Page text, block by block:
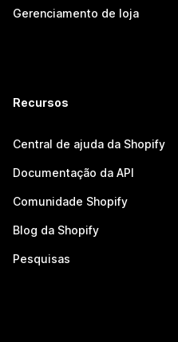
Gerenciamento de loja
Recursos
Central de ajuda da Shopify
Documentação da API
Comunidade Shopify
Blog da Shopify
Pesquisas